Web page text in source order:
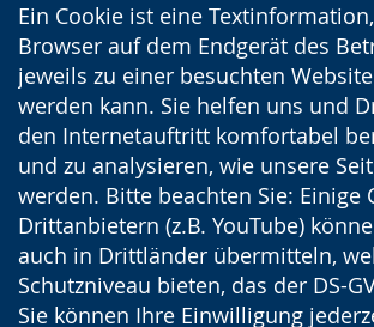
Ein Cookie ist eine
Browser auf dem Endgerät des
jeweils zu einer besuchten
werden kann. Sie helfen uns und
den Internetauftritt komfortabel
und zu analysieren, wie unsere
werden. Bitte beachten Sie: Einige
Drittanbietern (z.B. YouTube)
auch in Drittländer übermitteln,
Schutzniveau bieten, das der DS-
Sie können Ihre Einwilligung